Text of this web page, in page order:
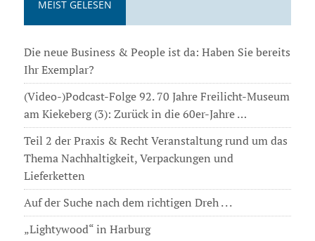
MEIST GELESEN
Die neue Business & People ist da: Haben Sie bereits
Ihr Exemplar?
(Video-)Podcast-Folge 92. 70 Jahre Freilicht-Museum
am Kiekeberg (3): Zurück in die 60er-Jahre …
Teil 2 der Praxis & Recht Veranstaltung rund um das
Thema Nachhaltigkeit, Verpackungen und
Lieferketten
Auf der Suche nach dem richtigen Dreh . . .
„Lightywood“ in Harburg